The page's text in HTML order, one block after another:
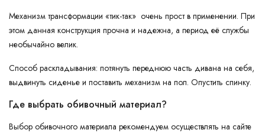
Механизм трансформации «тик-так» очень прост в применении. При
этом данная конструкция прочна и надежна, а период её службы
необычайно велик.
Способ раскладывания: потянуть переднюю часть дивана на себя,
выдвинуть сиденье и поставить механизм на пол. Опустить спинку.
Где выбрать обивочный материал?
Выбор обивочного материала рекомендуем осуществлять на сайте